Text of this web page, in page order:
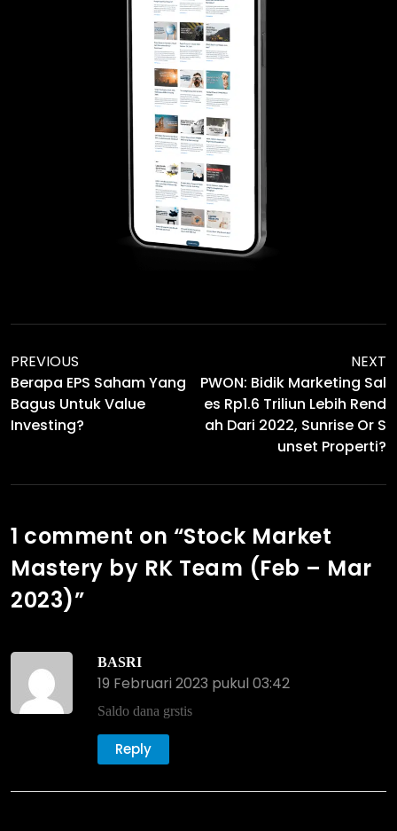
PREVIOUS
Berapa EPS Saham Yang
Bagus Untuk Value
Investing?
NEXT
PWON: Bidik Marketing Sal
Es Rp1.6 Triliun Lebih Rend
Ah Dari 2022, Sunrise Or S
Unset Properti?
1 comment on “Stock Market
Mastery by RK Team (Feb – Mar
2023)”
BASRI
19 Februari 2023 pukul 03:42
Saldo dana grstis
Reply